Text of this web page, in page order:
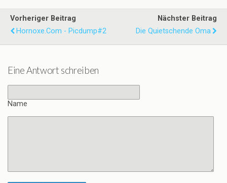
Vorheriger Beitrag
Hornoxe.com - Picdump#2
Nächster Beitrag
Die Quietschende Oma
Eine Antwort schreiben
Name